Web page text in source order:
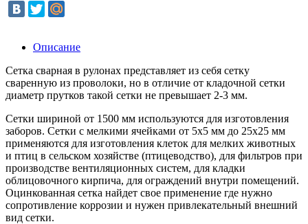
Описание
Сетка сварная в рулонах представляет из себя сетку
сваренную из проволоки, но в отличие от кладочной сетки
диаметр прутков такой сетки не превышает 2-3 мм.
Сетки шириной от 1500 мм используются для изготовления
заборов. Сетки с мелкими ячейками от 5х5 мм до 25х25 мм
применяются для изготовления клеток для мелких животных
и птиц в сельском хозяйстве (птицеводство), для фильтров при
производстве вентиляционных систем, для кладки
облицовочного кирпича, для ограждений внутри помещений.
Оцинкованная сетка найдет свое применение где нужно
сопротивление коррозии и нужен привлекательный внешний
вид сетки.